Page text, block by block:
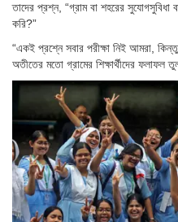
তাদের প্রশ্ন, “গ্রাম বা শহরের সুযোগসুবিধা
করি?”
“একই প্রশ্নে সবার পরীক্ষা নিই আমরা,
অতীতের মতো গ্রামের শিক্ষার্থীদের ফলাফল